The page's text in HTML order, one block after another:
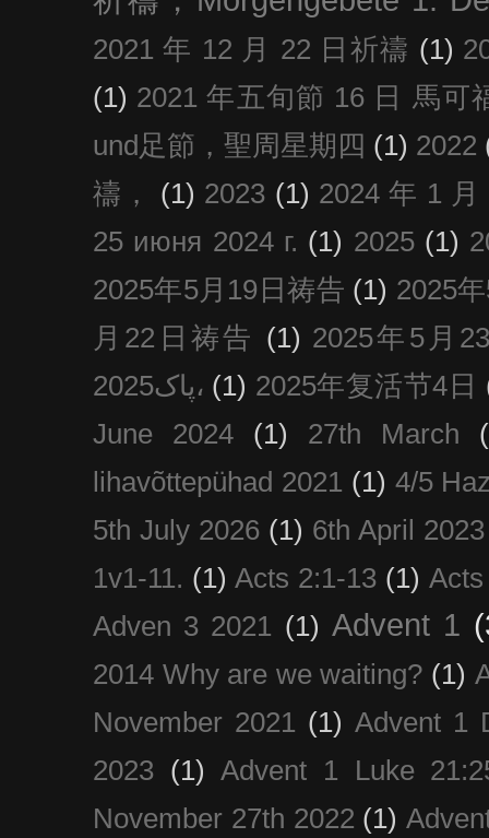
2021 年 12 月 22 日祈禱 (1)
(1) 2021 年五旬節 16 日 馬可
und足節，聖周星期四 (1) 2022
禱，
(1) 2023 (1) 2024 年 1
25 июня 2024 г. (1) 2025 (1)
2025年5月19日祷告 (1) 2025
月22日祷告 (1) 2025年5月
پاک2025، (1) 2025年复活节4日
June 2024
(1) 27th March
lihavõttepühad 2021 (1) 4/5
5th July 2026 (1) 6th April 2023
1v1-11. (1) Acts 2:1-13 (1)
Adven 3 2021 (1) Advent 1
2014 Why are we waiting? (1)
November 2021 (1) Advent 1
2023 (1) Advent 1 Luke
November 27th 2022 (1)